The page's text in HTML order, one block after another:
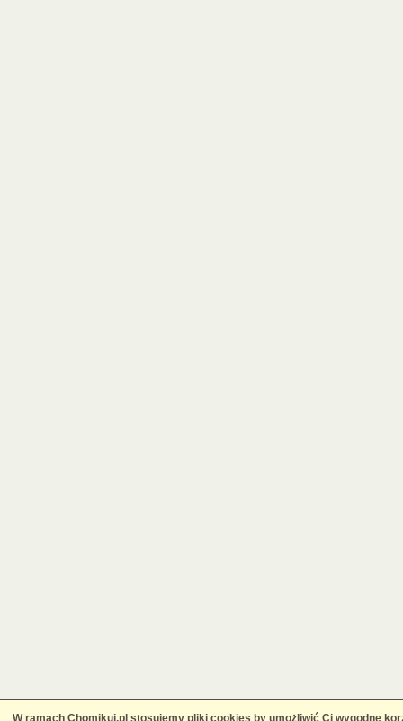
W ramach Chomikuj.pl stosujemy pliki cookies by umożliwić Ci wygodne